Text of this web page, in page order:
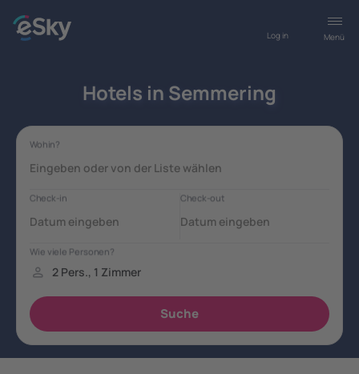
Menü
Log in
Hotels in Semmering